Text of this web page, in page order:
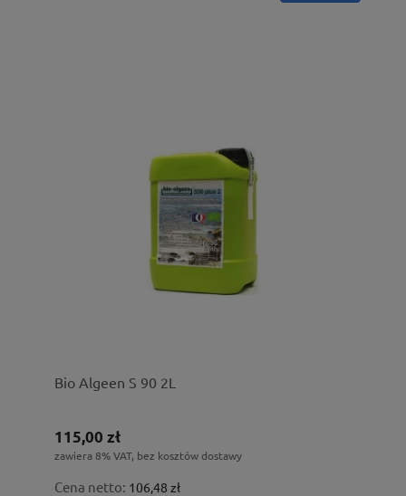
Bio Algeen S 90 2L
115,00 zł
zawiera 8% VAT, bez kosztów dostawy
Cena netto: 106,48 zł